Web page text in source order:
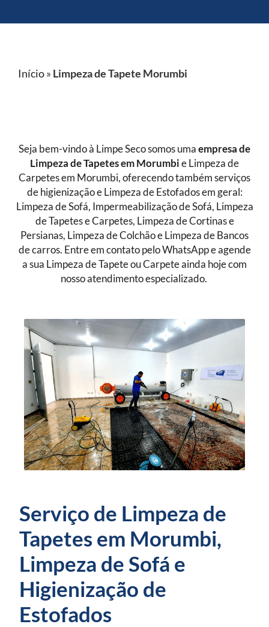
Início» Limpeza de Tapete Morumbi
Seja bem-vindo à Limpe Seco somos uma empresa de
Limpeza de Tapetesem Morumbi e Limpeza de
Carpetes em Morumbi, oferecendo também serviços
de higienização e Limpeza de Estofados em geral:
Limpeza de Sofá, Impermeabilização de Sofá, Limpeza
de Tapetes e Carpetes, Limpeza de Cortinas e
Persianas, Limpeza de Colchão e Limpeza de Bancos
de carros. Entre em contato pelo WhatsApp e agende
a sua Limpeza de Tapete ou Carpete ainda hoje com
nosso atendimento especializado.
Serviço de Limpeza de
Tapetes em Morumbi,
Limpeza de Sofá e
Higienização de
Estofados